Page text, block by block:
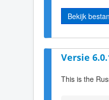
Bekijk
Versie
This is the